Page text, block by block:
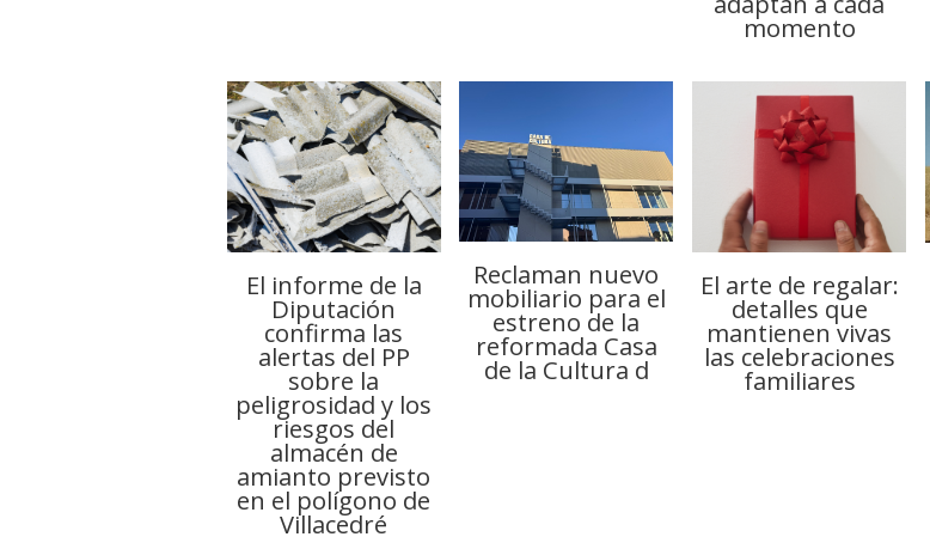
momento
El informe de la
Diputación
confirma las
alertas del PP
sobre la
peligrosidad y los
riesgos del
almacén de
amianto previsto
en el polígono de
Villacedré
Reclaman nuevo
mobiliario para el
estreno de la
reformada Casa
de la Cultura d
El arte de regalar:
detalles que
mantienen vivas
las celebraciones
familiares